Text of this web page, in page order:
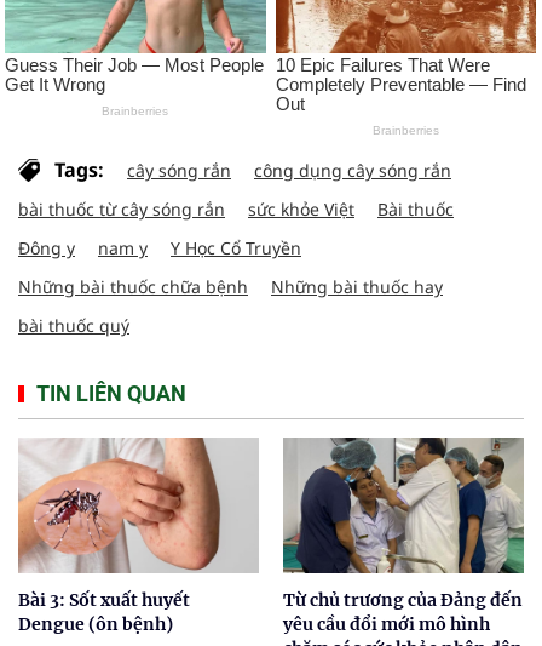
Tags: cây sóng rắn
công dụng cây sóng rắn
bài thuốc từ cây sóng rắn
sức khỏe Việt
Bài thuốc
Đông y
nam y
Y Học Cổ Truyền
Những bài thuốc chữa bệnh
Những bài thuốc hay
bài thuốc quý
TIN LIÊN QUAN
Bài 3: Sốt xuất huyết
Dengue (ôn bệnh)
Từ chủ trương của Đảng đến
yêu cầu đổi mới mô hình